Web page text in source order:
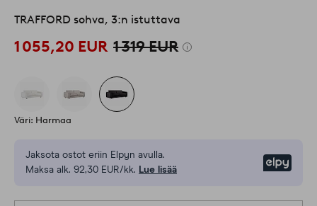
TRAFFORD sohva, 3:n istuttava
1 055,20 EUR 1 319 EUR
Väri: Harmaa
Jaksota ostot eriin Elpyn avulla.
Maksa alk. 92,30 EUR/kk. Lue lisää